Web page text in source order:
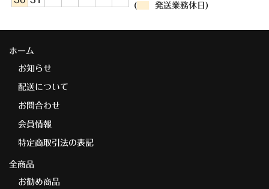
( 発送業務休日)
ホーム
お知らせ
配送について
お問合わせ
会員情報
特定商取引法の表記
全商品
お勧め商品